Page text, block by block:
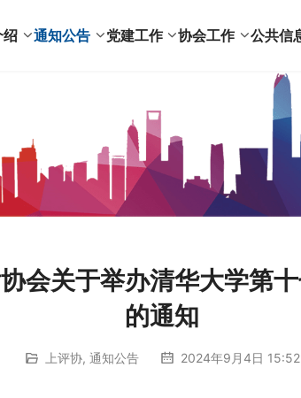
绍 通知公告 党建工作 协会工作 公共信
会关于举办清华大学第
的通知
上评协, 通知公告 2024年9月4日 15:52